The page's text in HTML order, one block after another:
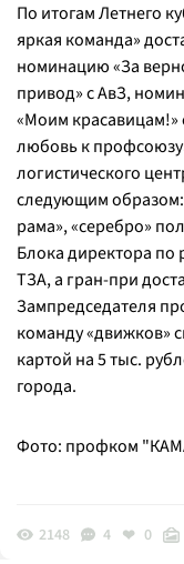
По итогам Летнего
яркая команда»
номинацию «За
привод» с АвЗ,
«Моим красавицам!»
любовь к
логистического
следующим образом:
рама», «серебро»
Блока директора по
ТЗА, а гран-при
Зампредседателя
команду «движков»
картой на 5 тыс.
города.
Фото: профком
2148 4 0